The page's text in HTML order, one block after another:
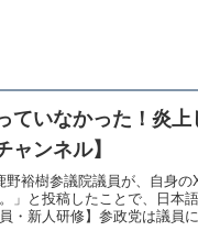
ていなかった！炎
ンネル】
裕樹参議院議員が、自身
」と投稿したことで、日本
・新人研修】参政党は議員